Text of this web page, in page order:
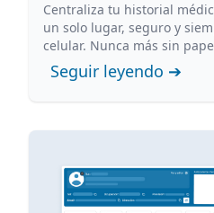
Centraliza tu historial
un solo lugar, seguro y
celular. Nunca más sin
Seguir leyendo ➔